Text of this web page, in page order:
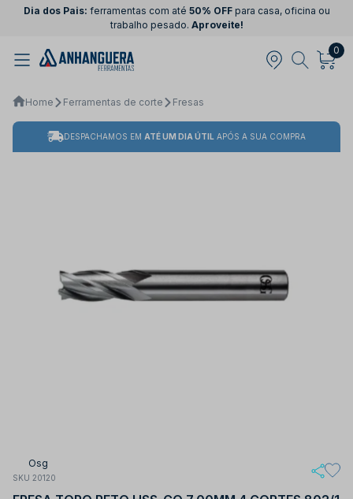
Dia dos Pais: ferramentas com até 50% OFFpara casa, oficina ou
trabalho pesado. Aproveite!
0
Home Ferramentas de corte Fresas
DESPACHAMOS EM ATÉ UM DIA ÚTIL APÓS A SUA COMPRA
Osg
SKU 20120